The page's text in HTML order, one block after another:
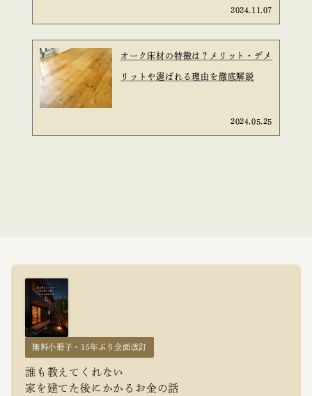
2024.11.07
オーク床材の特徴は？メリット・デメ
リットや選ばれる理由を徹底解説
2024.05.25
無料小冊子・15年ぶり全面改訂
誰も教えてくれない
家を建てた後にかかるお金の話